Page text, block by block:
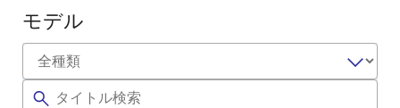
モ
デ
ル
モデル